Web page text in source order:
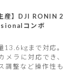
産】DJI RONIN 2
コンボ
13.6kgまで対応。
メラに対応でき、
調整など操作性も